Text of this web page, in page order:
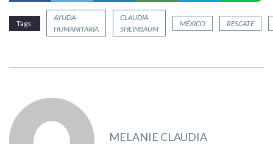
Tags:
AYUDA-
HUMANITARIA
CLAUDIA
SHEINBAUM
MÉXICO RESCATE
MELANIE CLAUDIA